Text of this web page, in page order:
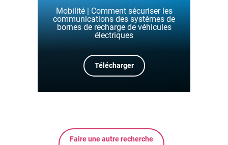
Mobilité | Comment sécuriser les
communications des systèmes de
bornes de recharge de véhicules
électriques
Télécharger
Faire une autre recherche